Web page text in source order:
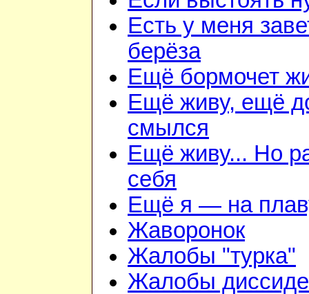
Есть у меня
берёза
Ещё бормочет
Ещё живу, ещё
смылся
Ещё живу... Но
себя
Ещё я — на
Жаворонок
Жалобы "турка"
Жалобы